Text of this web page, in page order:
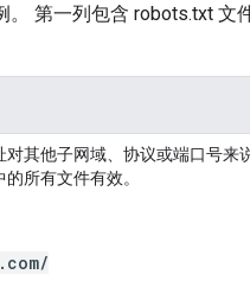
第一列包含 robots.txt 文
其他子网域、协议或端口号来
所有文件有效。